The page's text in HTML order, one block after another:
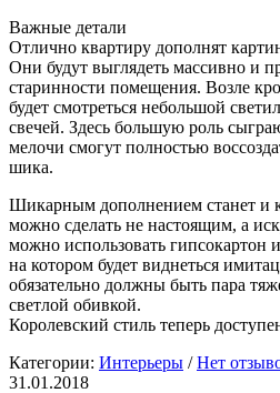
Важные детали
Отлично квартиру дополнят
Они будут выглядеть массивно и
старинности помещения. Возле
будет смотреться небольшой
свечей. Здесь большую роль
мелочи смогут полностью
шика.
Шикарным дополнением станет и
можно сделать не настоящим, а
можно использовать
на котором будет виднеться
обязательно должны быть пара
светлой обивкой.
Королевский стиль теперь
Категории: Интерьеры / Нет
31.01.2018